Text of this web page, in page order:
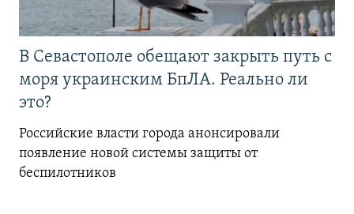
В Севастополе обещают закрыть путь с
моря украинским БпЛА. Реально ли
это?
Российские власти города анонсировали
появление новой системы защиты от
беспилотников